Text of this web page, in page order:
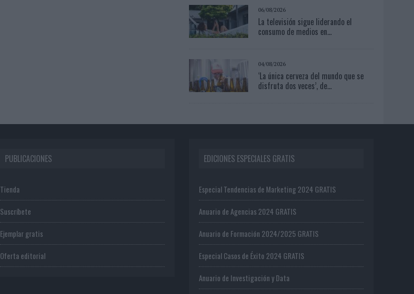
06/08/2026
La televisión sigue liderando el
consumo de medios en...
04/08/2026
‘La única cerveza del mundo que se
disfruta dos veces’, de...
PUBLICACIONES
Tienda
Suscríbete
Ejemplar gratis
Oferta editorial
EDICIONES ESPECIALES GRATIS
Especial Tendencias de Marketing 2024 GRATIS
Anuario de Agencias 2024 GRATIS
Anuario de Formación 2024/2025 GRATIS
Especial Casos de Éxito 2024 GRATIS
Anuario de Investigación y Data